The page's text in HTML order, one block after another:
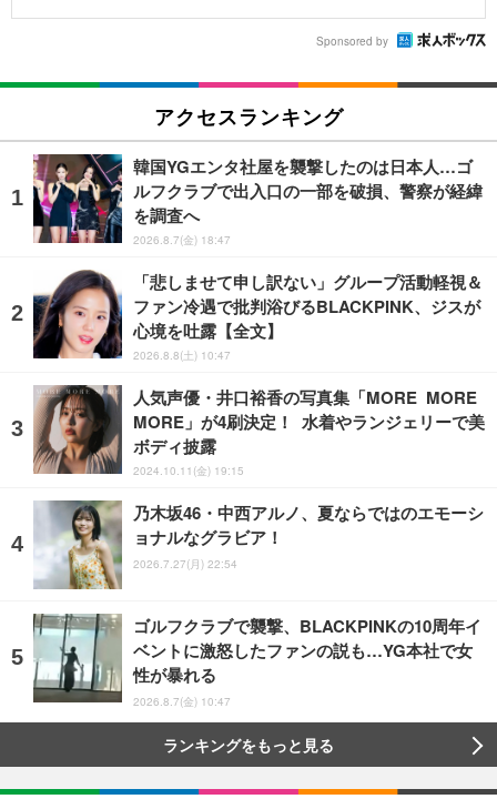
Sponsored by
アクセスランキング
韓国YGエンタ社屋を襲撃したのは日本人…ゴ
ルフクラブで出入口の一部を破損、警察が経緯
を調査へ
2026.8.7(金) 18:47
「悲しませて申し訳ない」グループ活動軽視＆
ファン冷遇で批判浴びるBLACKPINK、ジスが
心境を吐露【全文】
2026.8.8(土) 10:47
人気声優・井口裕香の写真集「MORE MORE
MORE」が4刷決定！ 水着やランジェリーで美
ボディ披露
2024.10.11(金) 19:15
乃木坂46・中西アルノ、夏ならではのエモーシ
ョナルなグラビア！
2026.7.27(月) 22:54
ゴルフクラブで襲撃、BLACKPINKの10周年イ
ベントに激怒したファンの説も…YG本社で女
性が暴れる
2026.8.7(金) 10:47
ランキングをもっと見る